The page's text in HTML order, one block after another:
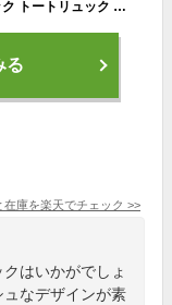
リュック A4 メンズ 帆布 ビジネス リュックサック トートリュック 大容量 軽量 通学 通勤カバン ビジネスバッグ スリム 四角 角型 薄型 縦型 ノートパソコン PC iPad 父の日 プレゼント 自転車 スクエアー キャンバス シンプル 無地 人気 30代 40代 50代 WOODYBELLY
る
在庫を楽天でチェック >>
はいかがでしょ
なデザインが素